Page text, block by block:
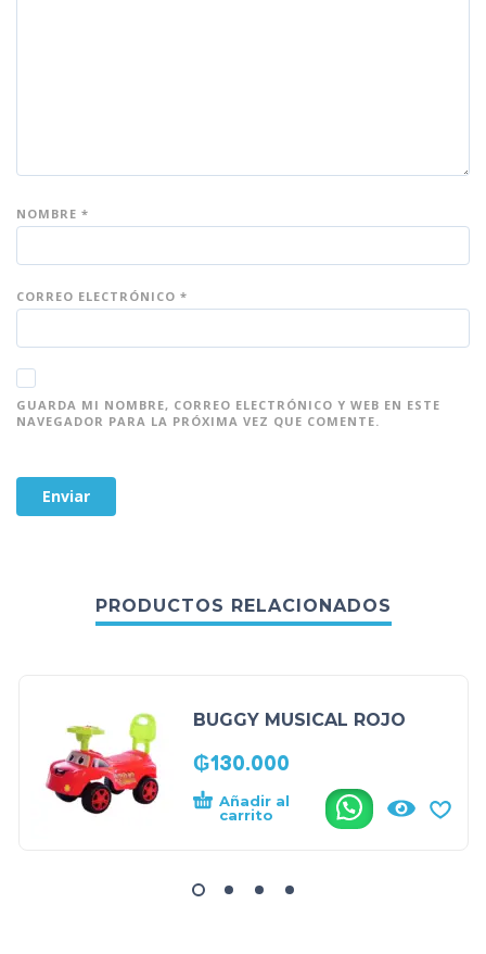
NOMBRE *
CORREO ELECTRÓNICO *
GUARDA MI NOMBRE, CORREO ELECTRÓNICO Y WEB EN ESTE
NAVEGADOR PARA LA PRÓXIMA VEZ QUE COMENTE.
PRODUCTOS RELACIONADOS
BUGGY MUSICAL ROJO
₲130.000
Añadir al
carrito
.